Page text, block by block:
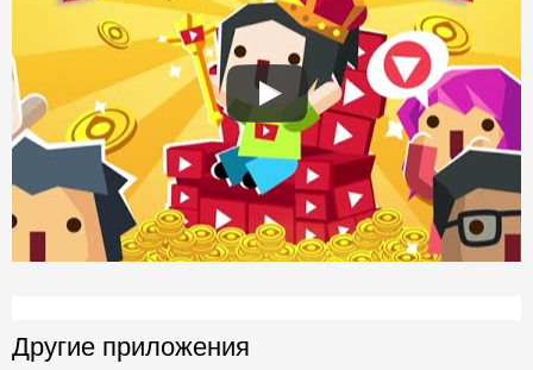
Другие приложения